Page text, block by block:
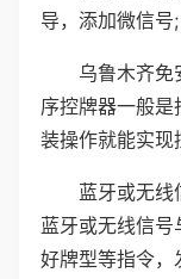
导，添加微信号
乌鲁木齐免
序控牌器一般
装操作就能实现
蓝牙或无线
蓝牙或无线信
好牌型等指令，